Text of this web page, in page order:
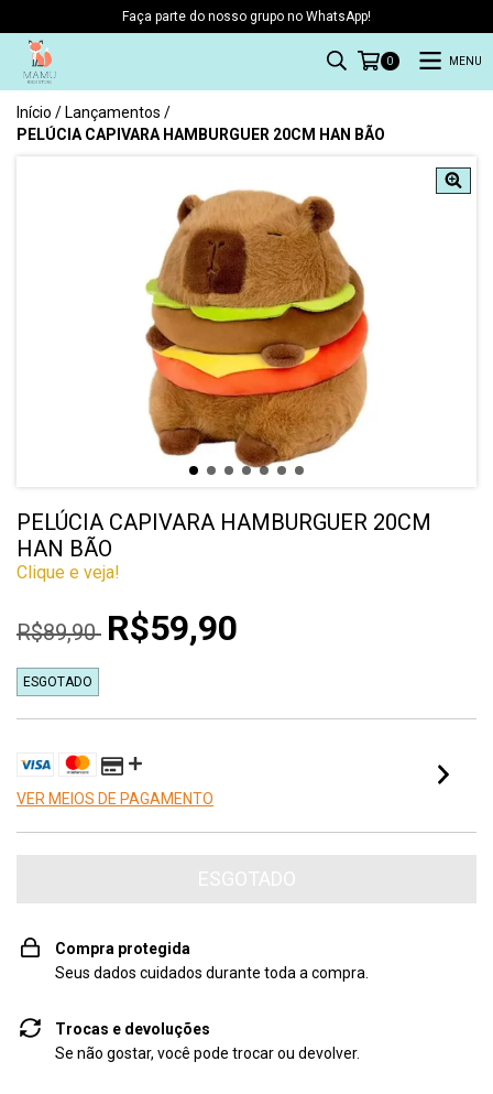
Faça parte do nosso grupo no WhatsApp!
0 MENU
Início / Lançamentos /
PELÚCIA CAPIVARA HAMBURGUER 20CM HAN BÃO
PELÚCIA CAPIVARA HAMBURGUER 20CM
HAN BÃO
Clique e veja!
R$89,90 R$59,90
ESGOTADO
VER MEIOS DE PAGAMENTO
Compra protegida
Seus dados cuidados durante toda a compra.
Trocas e devoluções
Se não gostar, você pode trocar ou devolver.